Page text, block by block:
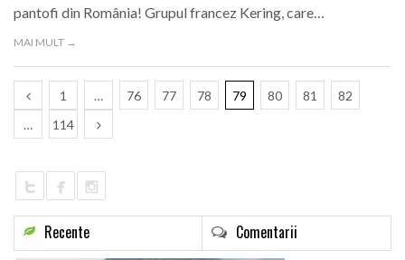
pantofi din România! Grupul francez Kering, care…
MAI MULT →
1 … 76 77 78 79 80 81
82
…
114
Recente Comentarii